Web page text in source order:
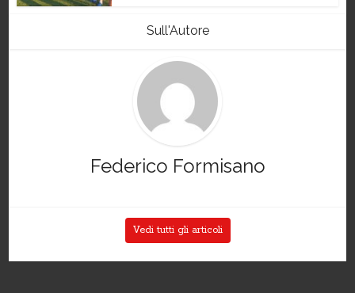
Sull'Autore
Federico Formisano
Vedi tutti gli articoli